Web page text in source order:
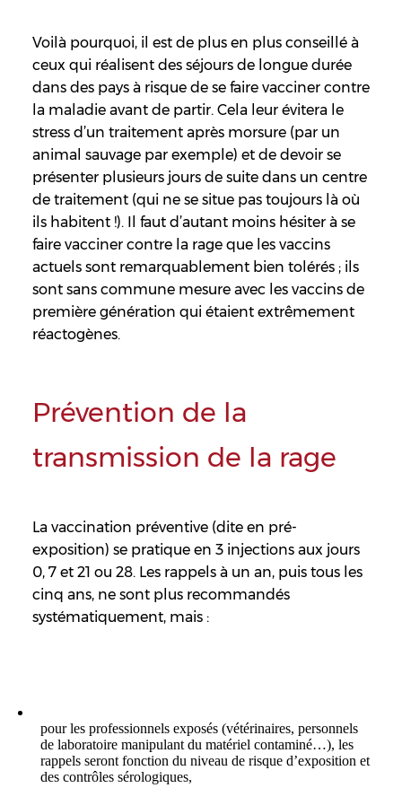
Voilà pourquoi, il est de plus en plus conseillé à
ceux qui réalisent des séjours de longue durée
dans des pays à risque de se faire vacciner contre
la maladie avant de partir. Cela leur évitera le
stress d’un traitement après morsure (par un
animal sauvage par exemple) et de devoir se
présenter plusieurs jours de suite dans un centre
de traitement (qui ne se situe pas toujours là où
ils habitent !). Il faut d’autant moins hésiter à se
faire vacciner contre la rage que les vaccins
actuels sont remarquablement bien tolérés ; ils
sont sans commune mesure avec les vaccins de
première génération qui étaient extrêmement
réactogènes.
Prévention de la
transmission de la rage
La vaccination préventive (dite en pré-
exposition) se pratique en 3 injections aux jours
0, 7 et 21 ou 28. Les rappels à un an, puis tous les
cinq ans, ne sont plus recommandés
systématiquement, mais :
pour les professionnels exposés (vétérinaires, personnels
de laboratoire manipulant du matériel contaminé…), les
rappels seront fonction du niveau de risque d’exposition et
des contrôles sérologiques,